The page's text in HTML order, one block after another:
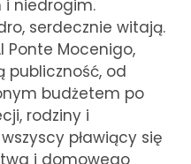
i niedrogim.
serdecznie witają.
Ponte Mocenigo,
publiczność, od
budżetem po
rodziny i
pławiący się
i domowego